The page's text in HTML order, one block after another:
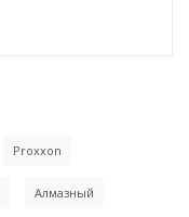
Proxxon
Алмазный